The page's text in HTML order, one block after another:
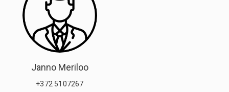
Janno Meriloo
+372 5107267